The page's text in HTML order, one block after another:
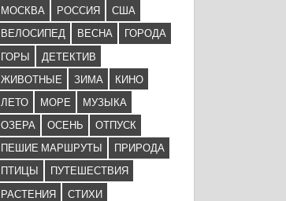
МОСКВА
РОССИЯ
США
ВЕЛОСИПЕД
ВЕСНА
ГОРОДА
ГОРЫ
ДЕТЕКТИВ
ЖИВОТНЫЕ
ЗИМА
КИНО
ЛЕТО
МОРЕ
МУЗЫКА
ОЗЕРА
ОСЕНЬ
ОТПУСК
ПЕШИЕ МАРШРУТЫ
ПРИРОДА
ПТИЦЫ
ПУТЕШЕСТВИЯ
РАСТЕНИЯ
СТИХИ